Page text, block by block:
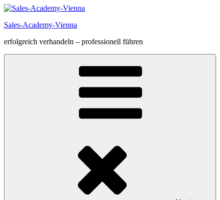
Zum
springen
Sales-Academy-Vienna
erfolgreich verhandeln – professionell führen